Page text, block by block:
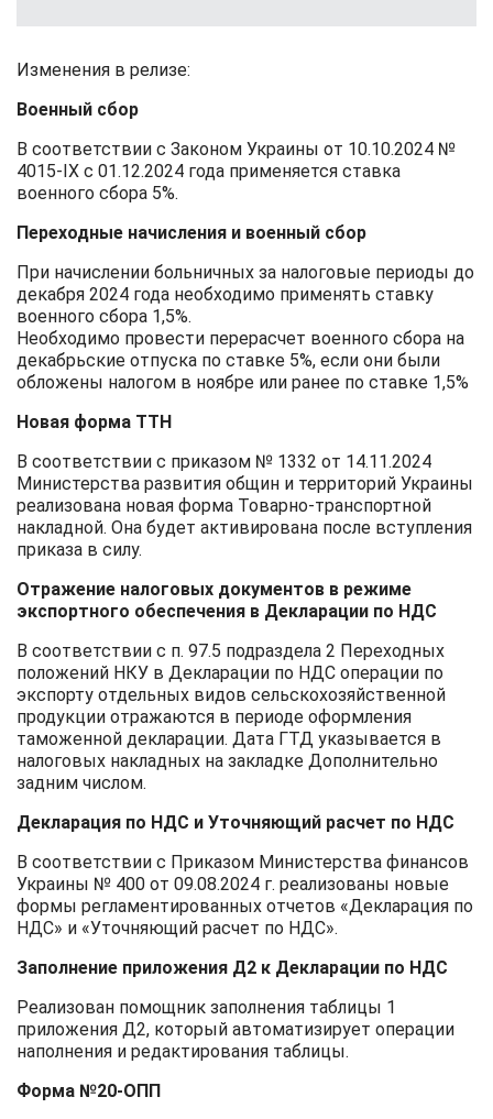
Изменения в релизе:
Военный сбор
В соответствии с Законом Украины от 10.10.2024 №
4015-ІХ с 01.12.2024 года применяется ставка
военного сбора 5%.
Переходные начисления и военный сбор
При начислении больничных за налоговые периоды до
декабря 2024 года необходимо применять ставку
военного сбора 1,5%.
Необходимо провести перерасчет военного сбора на
декабрьские отпуска по ставке 5%, если они были
обложены налогом в ноябре или ранее по ставке 1,5%
Новая форма ТТН
В соответствии с приказом № 1332 от 14.11.2024
Министерства развития общин и территорий Украины
реализована новая форма Товарно-транспортной
накладной. Она будет активирована после вступления
приказа в силу.
Отражение налоговых документов в режиме
экспортного обеспечения в Декларации по НДС
В соответствии с п. 97.5 подраздела 2 Переходных
положений НКУ в Декларации по НДС операции по
экспорту отдельных видов сельскохозяйственной
продукции отражаются в периоде оформления
таможенной декларации. Дата ГТД указывается в
налоговых накладных на закладке Дополнительно
задним числом.
Декларация по НДС и Уточняющий расчет по НДС
В соответствии с Приказом Министерства финансов
Украины № 400 от 09.08.2024 г. реализованы новые
формы регламентированных отчетов «Декларация по
НДС» и «Уточняющий расчет по НДС».
Заполнение приложения Д2 к Декларации по НДС
Реализован помощник заполнения таблицы 1
приложения Д2, который автоматизирует операции
наполнения и редактирования таблицы.
Форма №20-ОПП